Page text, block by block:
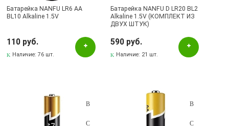
Daewoo
DURACELL
Energizer
Ergolux
GREEN POWERlab
Батарейка NANFU LR6 AA
BL10 Alkaline 1.5V
110 руб.
Наличие:76 шт.
Батарейка NANFU D LR20 BL2
Alkaline 1.5V (КОМПЛЕКТ ИЗ
ДВУХ ШТУК)
590 руб.
Наличие: 21 шт.